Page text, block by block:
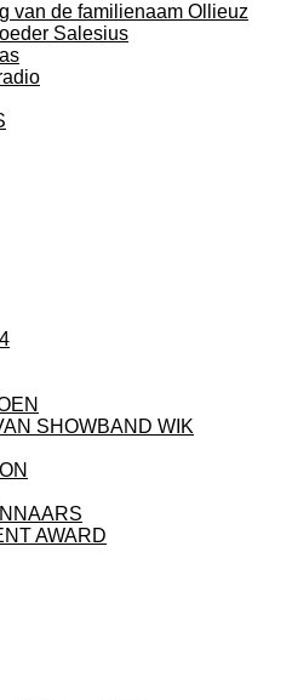
van de familienaam Ollieuz
Salesius
SHOWBAND WIK
AWARD